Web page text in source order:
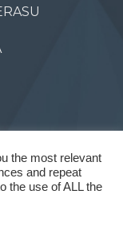
the most relevant
and repeat
the use of ALL the